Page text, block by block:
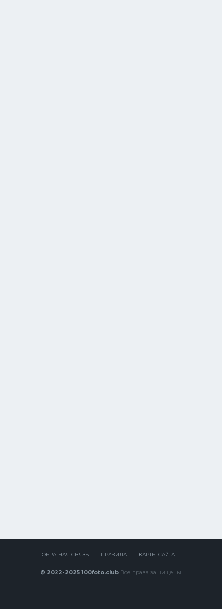
ОБРАТНАЯ СВЯЗЬ ПРАВИЛА КАРТЫ САЙТА
© 2022-2025 100foto.clubВсе права защищены.